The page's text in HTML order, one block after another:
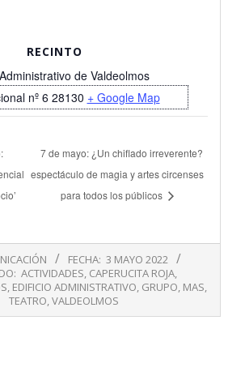
RECINTO
de Valdeolmos
nº 6 28130 + Google Map
7 de mayo: ¿Un chiflado irreverente?
espectáculo de magia y artes circenses
para todos los públicos
FECHA: 3 MAYO 2022
ACTIVIDADES, CAPERUCITA ROJA,
, EDIFICIO ADMINISTRATIVO, GRUPO, MAS,
TEATRO,VALDEOLMOS